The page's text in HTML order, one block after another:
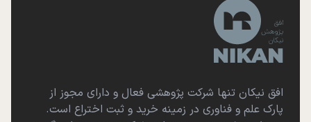
افق نیکان تنها شرکت پژوهشی فعال و دارای مجوز از
پارک علم و فناوری در زمینه خرید و ثبت اختراع است.